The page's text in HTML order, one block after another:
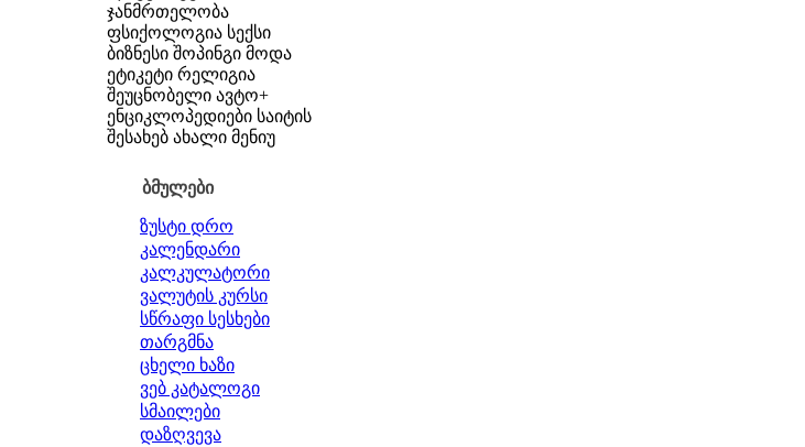
ჯანმრთელობა
ფსიქოლოგია სექსი
ბიზნესი შოპინგი მოდა
ეტიკეტი რელიგია
შეუცნობელი ავტო+
ენციკლოპედიები საიტის
შესახებ ახალი მენიუ
ბმულები
ზუსტი დრო
კალენდარი
კალკულატორი
ვალუტის კურსი
სწრაფი სესხები
თარგმნა
ცხელი ხაზი
ვებ კატალოგი
სმაილები
დაზღვევა